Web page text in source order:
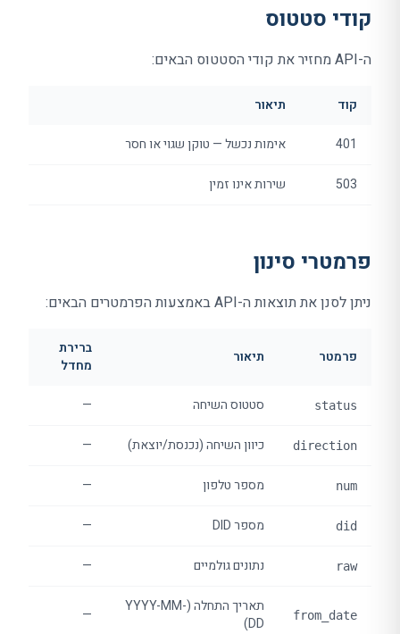
קודי סטטוס
ה-API מחזיר את קודי הסטטוס הבאים:
קוד תיאור
401 אימות נכשל — טוקן שגוי או חסר
503 שירות אינו זמין
פרמטרי סינון
ניתן לסנן את תוצאות ה-API באמצעות הפרמטרים הבאים:
פרמטר תיאור
ברירת
מחדל
status סטטוס השיחה —
direction כיוון השיחה (נכנסת/יוצאת) —
num מספר טלפון —
did מספר DID —
raw נתונים גולמיים —
from_date
תאריך התחלה (YYYY-MM-
DD)
—